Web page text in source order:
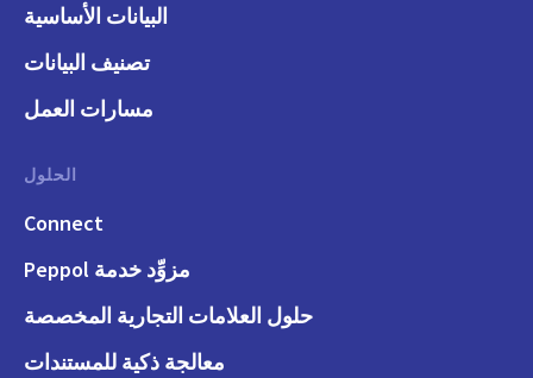
البيانات الأساسية
تصنيف البيانات
مسارات العمل
الحلول
Connect
مزوِّد خدمة Peppol
حلول العلامات التجارية المخصصة
معالجة ذكية للمستندات